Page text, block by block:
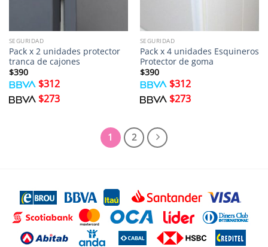
SEGURIDAD
Pack x 2 unidades protector
tranca de cajones
$390
$312
$273
SEGURIDAD
Pack x 4 unidades Esquineros
Protector de goma
$390
$312
$273
1 2